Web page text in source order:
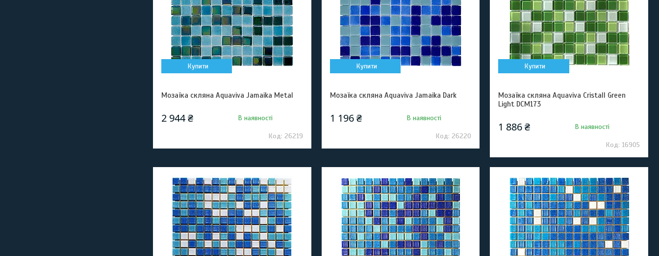
Купити
Мозаїка скляна Aquaviva Jamaika Metal
2 944 ₴ В наявності
26219
Купити
Мозаїка скляна Aquaviva Jamaika Dark
1 196 ₴ В наявності
26220
Купити
Мозаїка скляна Aquaviva Сristall Green
Light DCM173
1 886 ₴ В наявності
16905